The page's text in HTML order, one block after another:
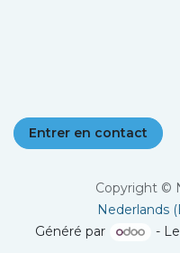
Entrer en contact
Copyright ©
Nederlands
Généré par
-